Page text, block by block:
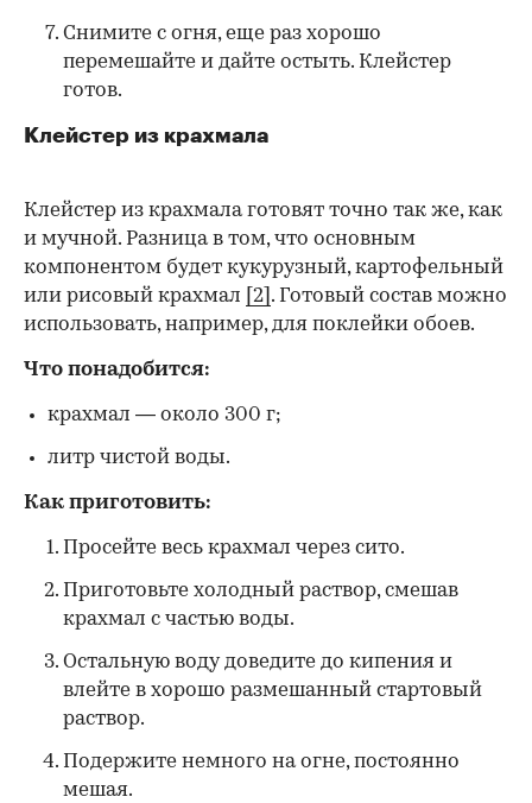
Снимите с огня, еще раз хорошо
перемешайте и дайте остыть. Клейстер
готов.
Клейстер из крахмала
Клейстер из крахмала готовят точно так же, как
и мучной. Разница в том, что основным
компонентом будет кукурузный, картофельный
или рисовый крахмал
[2] . Готовый состав можно
использовать, например, для поклейки обоев.
Что понадобится:
крахмал — около 300 г;
литр чистой воды.
Как приготовить:
Просейте весь крахмал через сито.
Приготовьте холодный раствор, смешав
крахмал с частью воды.
Остальную воду доведите до кипения и
влейте в хорошо размешанный стартовый
раствор.
Подержите немного на огне, постоянно
мешая.